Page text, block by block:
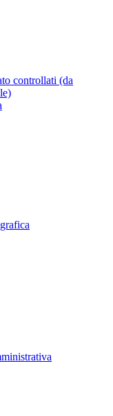
controllati (da